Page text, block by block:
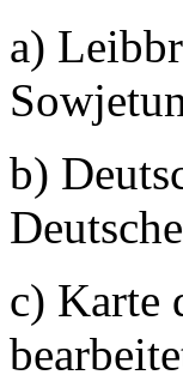
a)
b)
c) Karte